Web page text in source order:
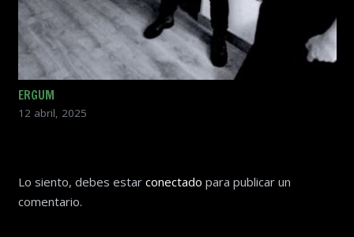
ERGUM
12 abril, 2025
Lo siento, debes estar conectado para publicar un
comentario.